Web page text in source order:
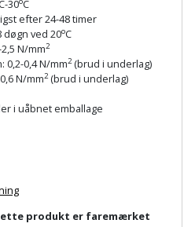
30 C
efter 24-48 timer
døgn ved 20oC
N/mm2
0,4 N/mm2(brud i underlag)
N/mm2(brud i underlag)
i uåbnet emballage
produkt er faremærket